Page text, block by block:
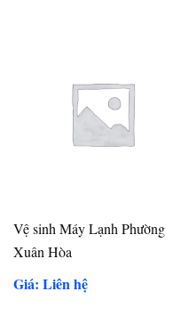
Vệ sinh Máy Lạnh Phường
Xuân Hòa
Giá: Liên hệ